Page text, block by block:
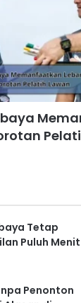
Tetap
Puluh Menit
Penonton